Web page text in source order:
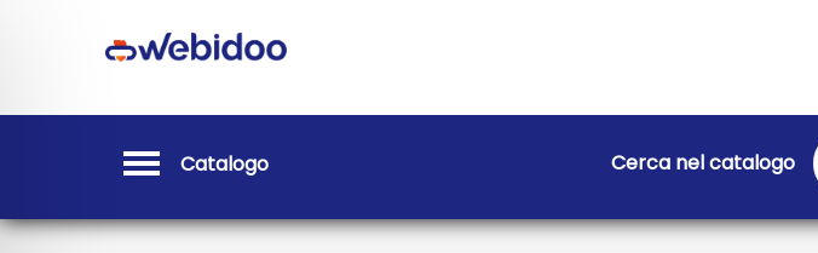
Catalogo Cerca nel catalogo